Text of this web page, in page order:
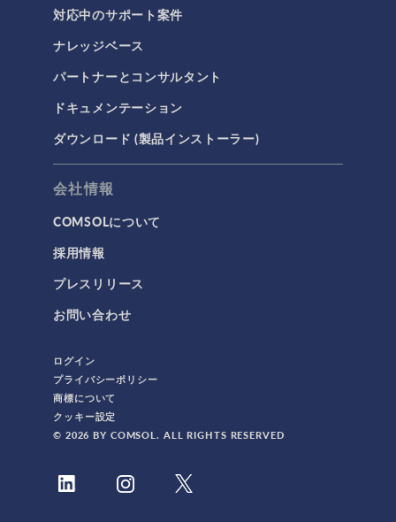
対応中のサポート案件
ナレッジベース
パートナーとコンサルタント
ドキュメンテーション
ダウンロード (製品インストーラー)
会社情報
COMSOLについて
採用情報
プレスリリース
お問い合わせ
ログイン
プライバシーポリシー
商標について
クッキー設定
© 2026 BY COMSOL. ALL RIGHTS RESERVED